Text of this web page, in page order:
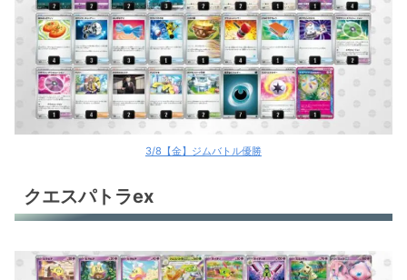
3/8【金】ジムバトル優勝
クエスパトラex